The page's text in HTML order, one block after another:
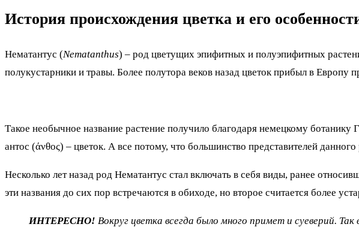
История происхождения цветка и его
Нематантус (Nematanthus) – род цветущих эпифитных и полуэпифитных
полукустарники и травы. Более полутора веков назад цветок прибыл в
Такое необычное название растение получило благодаря немецкому
антос (άνθος) – цветок. А все потому, что большинство представителей
Несколько лет назад род Нематантус стал включать в себя виды, ранее
эти названия до сих пор встречаются в обиходе, но второе считается более
ИНТЕРЕСНО! Вокруг цветка всегда было много примет и суеверий.